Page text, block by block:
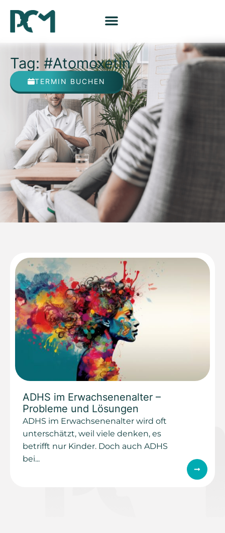
Tag: #Atomoxetin
TERMIN BUCHEN
ADHS im Erwachsenenalter –
Probleme und Lösungen
ADHS im Erwachsenenalter wird oft
unterschätzt, weil viele denken, es
betrifft nur Kinder. Doch auch ADHS
bei...